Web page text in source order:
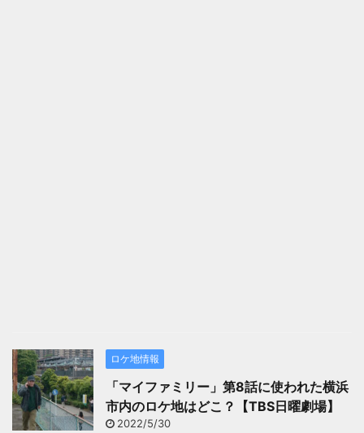
ロケ地情報
「マイファミリー」第8話に使われた横浜
市内のロケ地はどこ？【TBS日曜劇場】
2022/5/30